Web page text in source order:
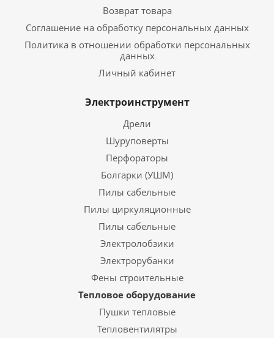
Возврат товара
Соглашение на обработку персональных данных
Политика в отношении обработки персональных
данных
Личный кабинет
Электроинструмент
Дрели
Шуруповерты
Перфораторы
Болгарки (УШМ)
Пилы сабельные
Пилы циркуляционные
Пилы сабельные
Электролобзики
Электрорубанки
Фены строительные
Тепловое оборудование
Пушки тепловые
Тепловентилятры